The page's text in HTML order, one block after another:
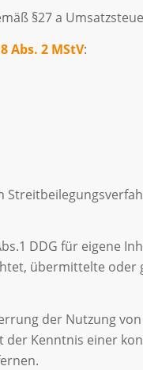
§27 a
Abs. 2 MStV:
DDG für eigene
übermittelte
der Nutzung
Kenntnis einer